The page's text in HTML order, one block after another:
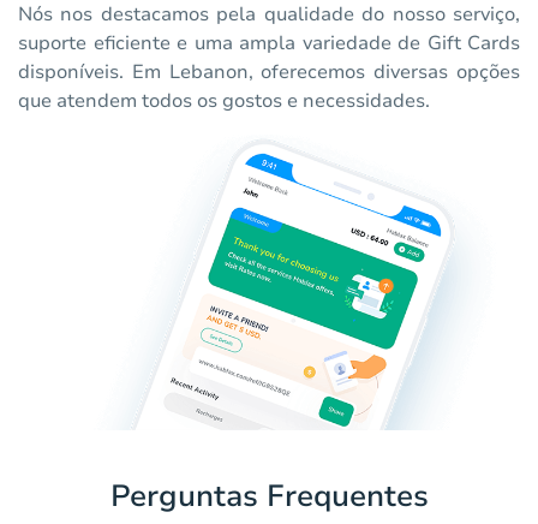
Nós nos destacamos pela qualidade do nosso serviço,
suporte eficiente e uma ampla variedade de Gift Cards
disponíveis. Em Lebanon, oferecemos diversas opções
que atendem todos os gostos e necessidades.
Perguntas Frequentes